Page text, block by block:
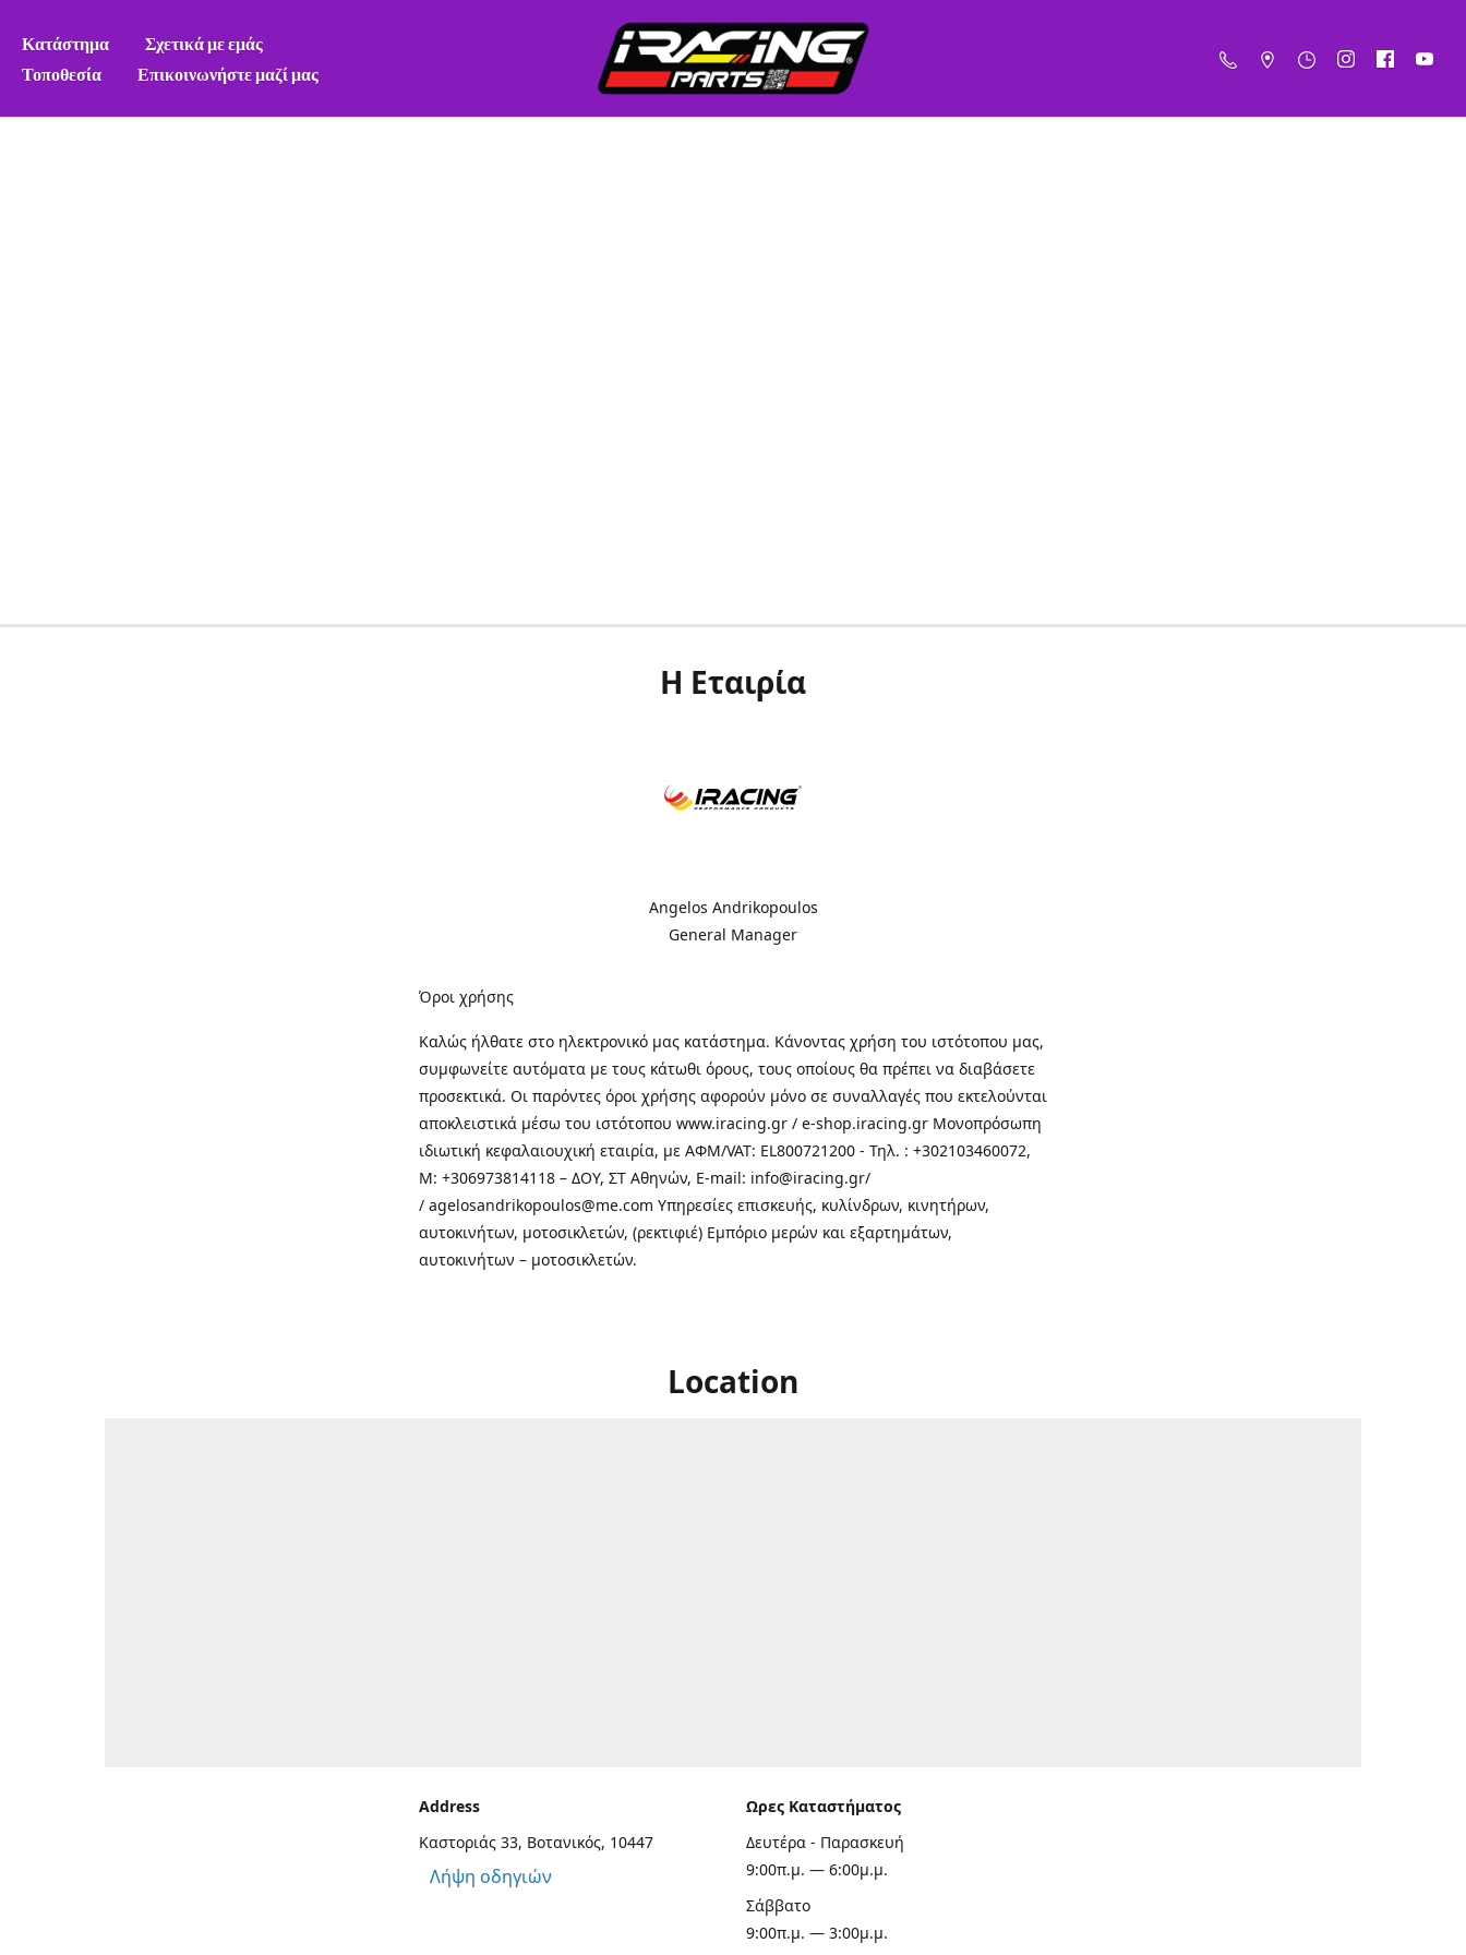
Κατάστημα
Σχετικά με εμάς
Τοποθεσία
Επικοινωνήστε μαζί μας
Η Εταιρία
Angelos Andrikopoulos
General Manager
Όροι χρήσης
Καλώς ήλθατε στo ηλεκτρονικό μας κατάστημα. Κάνοντας χρήση του ιστότοπου μας,
συμφωνείτε αυτόματα με τους κάτωθι όρους, τους οποίους θα πρέπει να διαβάσετε
προσεκτικά. Οι παρόντες όροι χρήσης αφορούν μόνο σε συναλλαγές που εκτελούνται
αποκλειστικά μέσω του ιστότοπου www.iracing.gr / e-shop.iracing.gr Μονοπρόσωπη
ιδιωτική κεφαλαιουχική εταιρία, με ΑΦΜ/VAT: EL800721200 - Τηλ. : +302103460072,
M: +306973814118 – ΔΟΥ, ΣΤ Αθηνών, E-mail: info@iracing.gr/
/ agelosandrikopoulos@me.com Υπηρεσίες επισκευής, κυλίνδρων, κινητήρων,
αυτοκινήτων, μοτοσικλετών, (ρεκτιφιέ) Εμπόριο μερών και εξαρτημάτων,
αυτοκινήτων – μοτοσικλετών.
Location
Address
Καστοριάς 33, Βοτανικός, 10447
Λήψη οδηγιών
Ωρες Καταστήματος
Δευτέρα - Παρασκευή
9:00π.μ. — 6:00μ.μ.
Σάββατο
9:00π.μ. — 3:00μ.μ.